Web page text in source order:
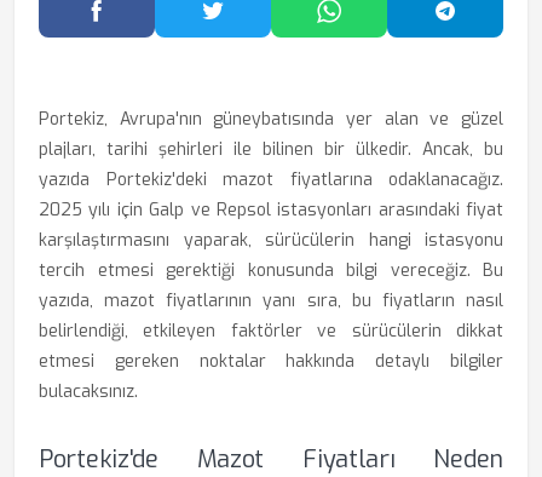
Facebook'ta PaylaşTwitter'da PaylaşWhatsApp'ta Paylaş
Portekiz, Avrupa'nın güneybatısında yer alan ve güzel
plajları, tarihi şehirleri ile bilinen bir ülkedir. Ancak, bu
yazıda Portekiz'deki mazot fiyatlarına odaklanacağız.
2025 yılı için Galp ve Repsol istasyonları arasındaki fiyat
karşılaştırmasını yaparak, sürücülerin hangi istasyonu
tercih etmesi gerektiği konusunda bilgi vereceğiz. Bu
yazıda, mazot fiyatlarının yanı sıra, bu fiyatların nasıl
belirlendiği, etkileyen faktörler ve sürücülerin dikkat
etmesi gereken noktalar hakkında detaylı bilgiler
bulacaksınız.
Portekiz'de Mazot Fiyatları Neden